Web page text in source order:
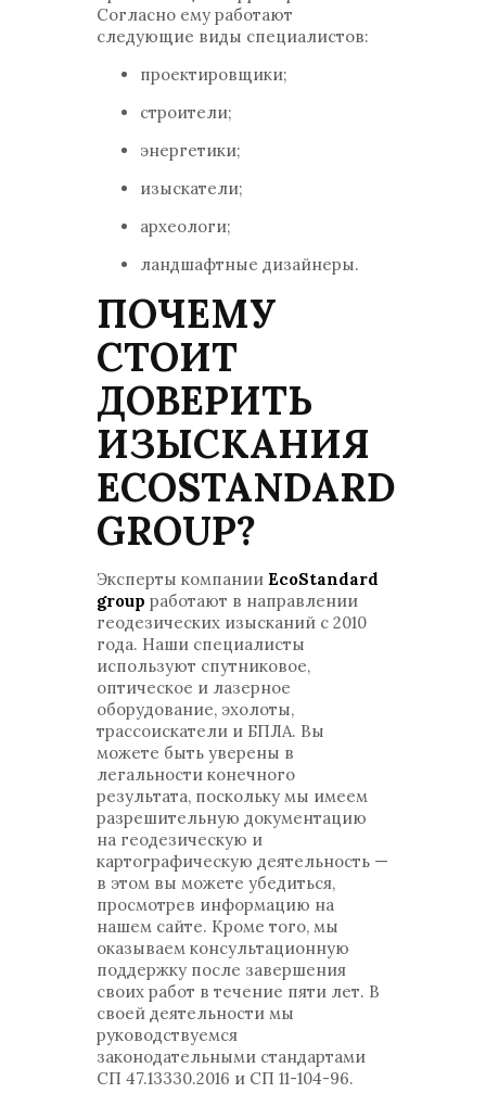
Согласно ему работают
следующие виды специалистов:
проектировщики;
строители;
энергетики;
изыскатели;
археологи;
ландшафтные дизайнеры.
ПОЧЕМУ
СТОИТ
ДОВЕРИТЬ
ИЗЫСКАНИЯ
ECOSTANDARD
GROUP?
Эксперты компании EcoStandard
group работают в направлении
геодезических изысканий с 2010
года. Наши специалисты
используют спутниковое,
оптическое и лазерное
оборудование, эхолоты,
трассоискатели и БПЛА. Вы
можете быть уверены в
легальности конечного
результата, поскольку мы имеем
разрешительную документацию
на геодезическую и
картографическую деятельность —
в этом вы можете убедиться,
просмотрев информацию на
нашем сайте. Кроме того, мы
оказываем консультационную
поддержку после завершения
своих работ в течение пяти лет. В
своей деятельности мы
руководствуемся
законодательными стандартами
СП 47.13330.2016 и СП 11-104-96.